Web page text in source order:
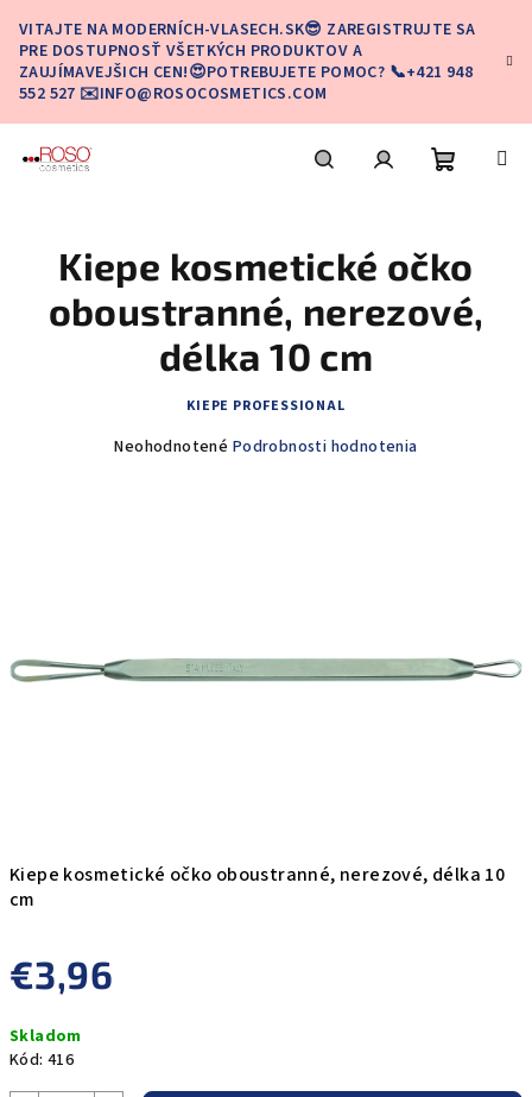
obsah
VITAJTE NA MODERNÍCH-VLASECH.SK😎 ZAREGISTRUJTE SA
PRE DOSTUPNOSŤ VŠETKÝCH PRODUKTOV A
ZAUJÍMAVEJŠICH CEN!😍POTREBUJETE POMOC? 📞+421 948
552 527 ✉️INFO@ROSOCOSMETICS.COM
košík
Kiepe kosmetické očko oboustranné, nerezové, délka 10
cm
€3,96
cena:
Skladom
Kód: 416
Kiepe kosmetické očko
oboustranné, nerezové,
délka 10 cm
KIEPE PROFESSIONAL
Priemerné
Neohodnotené Podrobnosti hodnotenia